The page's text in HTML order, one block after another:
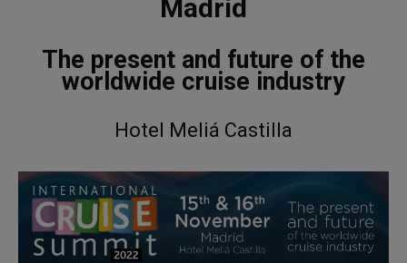
Madrid
The present and future of the
worldwide cruise industry
Hotel Meliá Castilla